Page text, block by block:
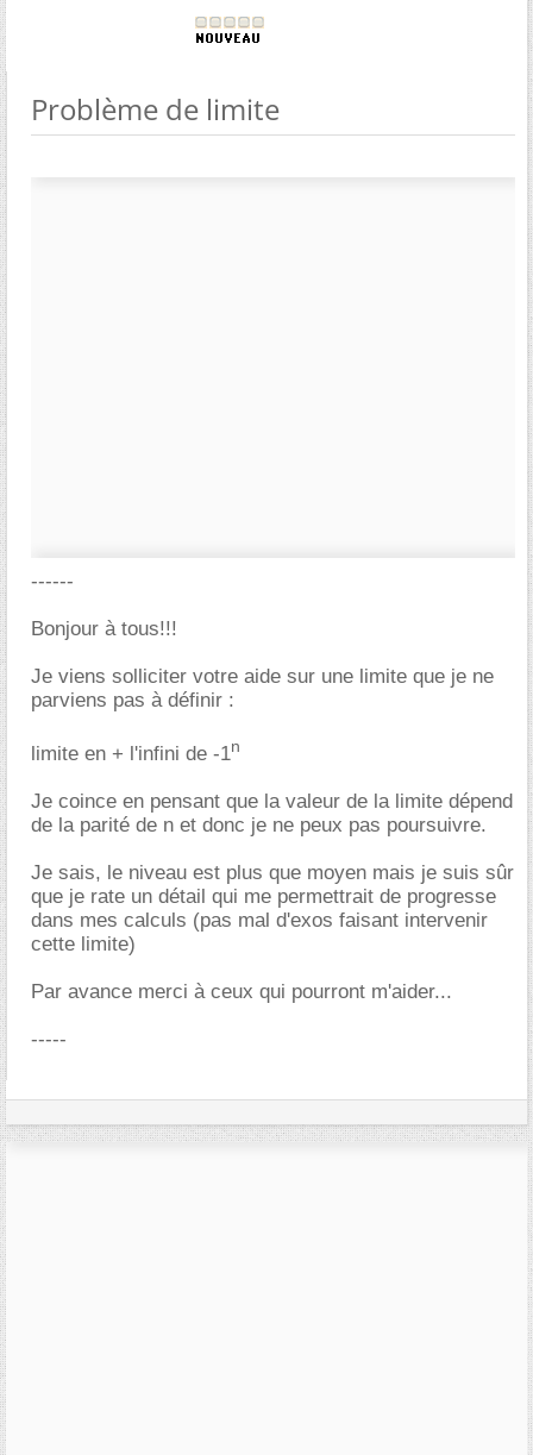
Problème de limite
------
Bonjour à tous!!!
Je viens solliciter votre aide sur une limite que je ne
parviens pas à définir :
limite en + l'infini de -1n
Je coince en pensant que la valeur de la limite dépend
de la parité de n et donc je ne peux pas poursuivre.
Je sais, le niveau est plus que moyen mais je suis sûr
que je rate un détail qui me permettrait de progresse
dans mes calculs (pas mal d'exos faisant intervenir
cette limite)
Par avance merci à ceux qui pourront m'aider...
-----